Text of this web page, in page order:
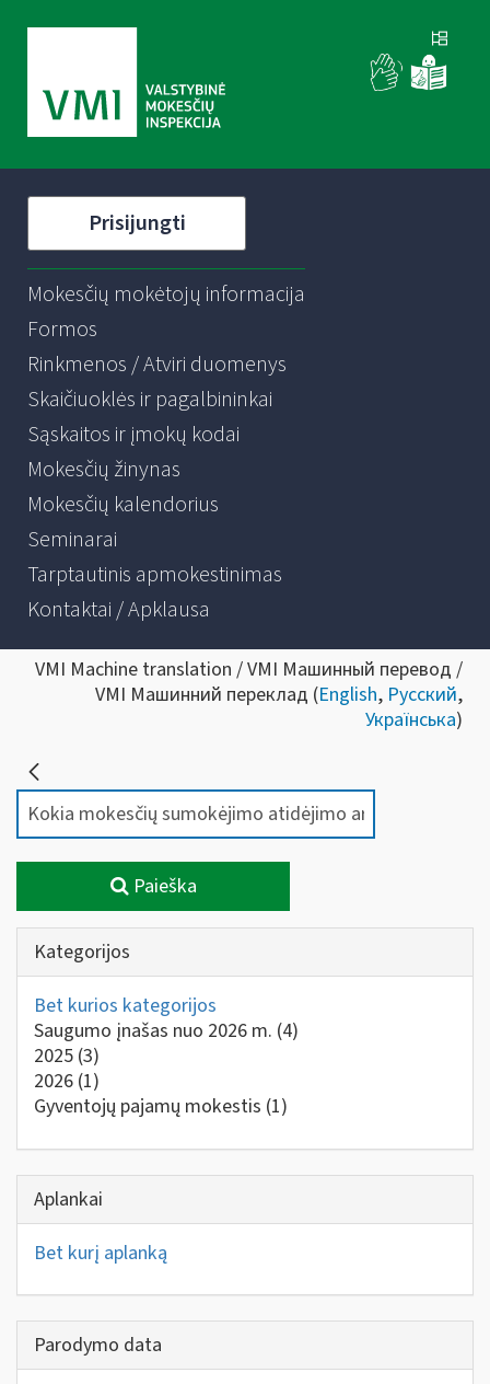
Prisijungti
Mokesčių mokėtojų informacija
Formos
Rinkmenos / Atviri duomenys
Skaičiuoklės ir pagalbininkai
Sąskaitos ir įmokų kodai
Mokesčių žinynas
Mokesčių kalendorius
Seminarai
Tarptautinis apmokestinimas
Kontaktai / Apklausa
VMI Machine translation / VMI Машинный перевод /
VMI Машинний переклад (English, Русский,
Українська)
Paieška
Kategorijos
Bet kurios kategorijos
Saugumo įnašas nuo 2026 m. (4)
2025 (3)
2026 (1)
Gyventojų pajamų mokestis (1)
Aplankai
Bet kurį aplanką
Parodymo data